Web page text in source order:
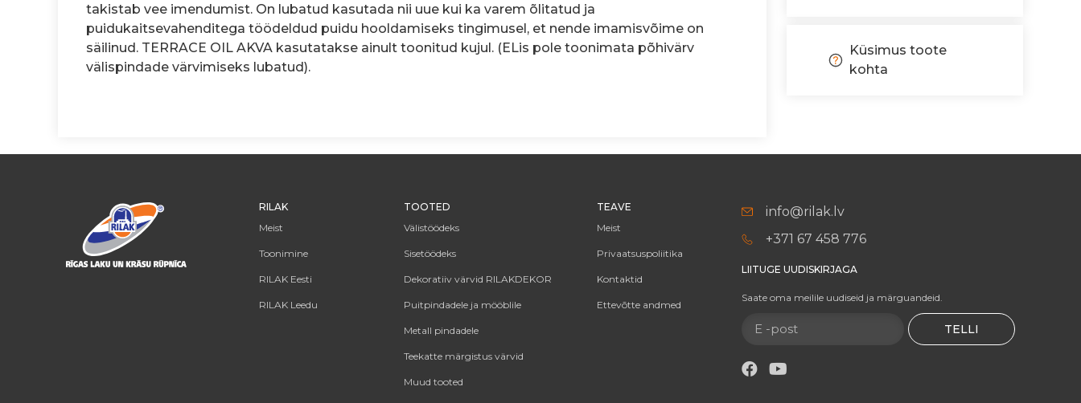
takistab vee imendumist. On lubatud kasutada nii uue kui ka varem õlitatud ja
puidukaitsevahenditega töödeldud puidu hooldamiseks tingimusel, et nende imamisvõime on
säilinud. TERRACE OIL AKVA kasutatakse ainult toonitud kujul. (ELis pole toonimata põhivärv
välispindade värvimiseks lubatud).
Küsimus toote
kohta
RILAK
Meist
Toonimine
RILAK Eesti
RILAK Leedu
TOOTED
Välistöödeks
Sisetöödeks
Dekoratiiv värvid RILAKDEKOR
Puitpindadele ja mööblile
Metall pindadele
Teekatte märgistus värvid
Muud tooted
TEAVE
Meist
Privaatsuspoliitika
Kontaktid
Ettevõtte andmed
info@rilak.lv
+371 67 458 776
LIITUGE UUDISKIRJAGA
Saate oma meilile uudiseid ja märguandeid.
TELLI